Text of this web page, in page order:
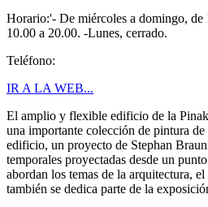
Horario:'- De miércoles a domingo, de
10.00 a 20.00. -Lunes, cerrado.
Teléfono:
IR A LA WEB...
El amplio y flexible edificio de la
una importante colección de pintura
edificio, un proyecto de Stephan
temporales proyectadas desde un
abordan los temas de la arquitectura,
también se dedica parte de la